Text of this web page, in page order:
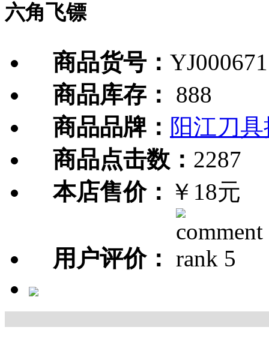
六角飞镖
商品货号： YJ000671
商品库存：
888
商品品牌： 阳江刀
商品点击数： 2287
本店售价： ￥18元
用户评价：